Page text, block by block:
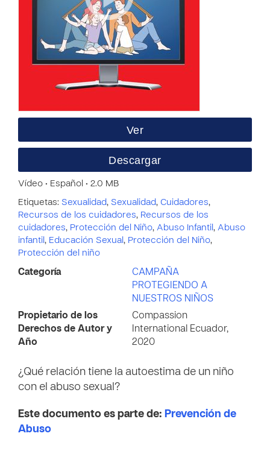
Ver
Descargar
Vídeo • Español • 2.0 MB
Etiquetas: Sexualidad, Sexualidad, Cuidadores,
Recursos de los cuidadores, Recursos de los
cuidadores, Protección del Niño, Abuso Infantil , Abuso
infantil , Educación Sexual , Protección del Niño,
Protección del niño
Categoría
CAMPAÑA
PROTEGIENDO A
NUESTROS NIÑOS
Propietario de los
Derechos de Autor y
Año
Compassion
International Ecuador,
2020
¿Qué relación tiene la autoestima de un niño
con el abuso sexual?
Este documento es parte de: Prevención de
Abuso